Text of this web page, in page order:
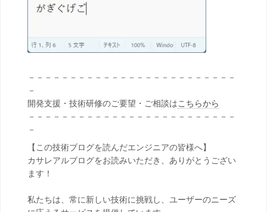
－－－－－－－－－－－－－－－－－－－－－－－－－
－
開発支援・技術研修のご要望・ご相談はこちらから
－－－－－－－－－－－－－－－－－－－－－－－－－
－
【この技術ブログを読んだエンジニアの皆様へ】
カサレアルブログをお読みいただき、ありがとうござい
ます！
私たちは、常に新しい技術に挑戦し、ユーザーのニーズ